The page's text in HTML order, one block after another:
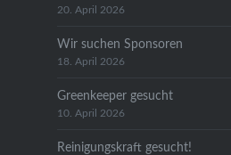
20. April 2026
Wir suchen Sponsoren
18. April 2026
Greenkeeper gesucht
10. April 2026
Reinigungskraft gesucht!